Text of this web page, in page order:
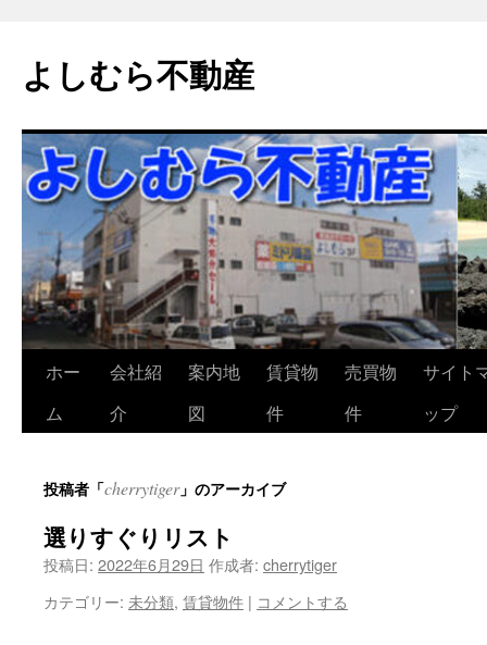
よしむら不動産
ン
ツ
へ
ホー
ム
会社紹
介
案内地
図
賃貸物
件
売買物
件
サイト
ップ
投稿者「cherrytiger」のアーカイブ
選りすぐりリスト
投稿日: 2022年6月29日 作成者: cherrytiger
カテゴリー: 未分類, 賃貸物件 | コメントする